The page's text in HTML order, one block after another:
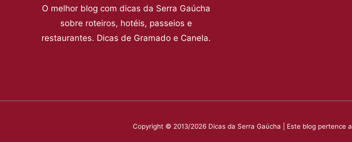
O melhor blog com dicas da Serra Gaúcha
sobre roteiros, hotéis, passeios e
restaurantes. Dicas de Gramado e Canela.
Copyright © 2013/2026 Dicas da Serra Gaúcha | Este blog pertence a